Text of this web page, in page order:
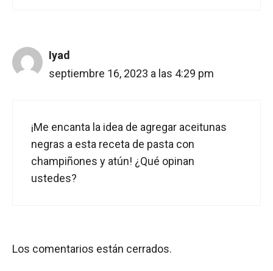
Iyad
septiembre 16, 2023 a las 4:29 pm
¡Me encanta la idea de agregar aceitunas
negras a esta receta de pasta con
champiñones y atún! ¿Qué opinan
ustedes?
Los comentarios están cerrados.